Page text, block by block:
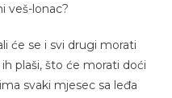
veš-lonac?
će se i svi drugi morati
plaši, što će morati doći
svaki mjesec sa leđa